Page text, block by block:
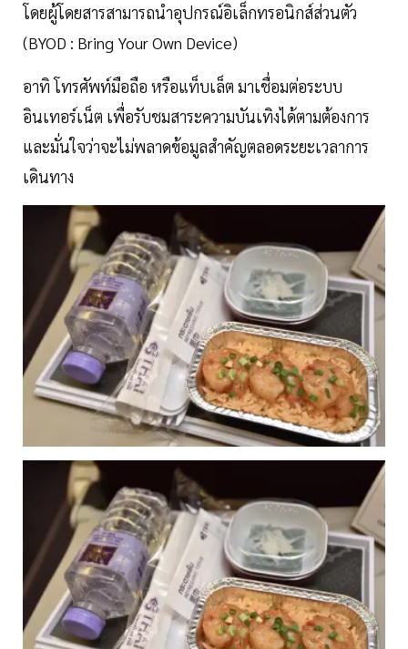
โดยผู้โดยสารสามารถนำอุปกรณ์อิเล็กทรอนิกส์ส่วนตัว
(BYOD : Bring Your Own Device)
อาทิ โทรศัพท์มือถือ หรือแท็บเล็ต มาเชื่อมต่อระบบ
อินเทอร์เน็ต เพื่อรับชมสาระความบันเทิงได้ตามต้องการ
และมั่นใจว่าจะไม่พลาดข้อมูลสำคัญตลอดระยะเวลาการ
เดินทาง